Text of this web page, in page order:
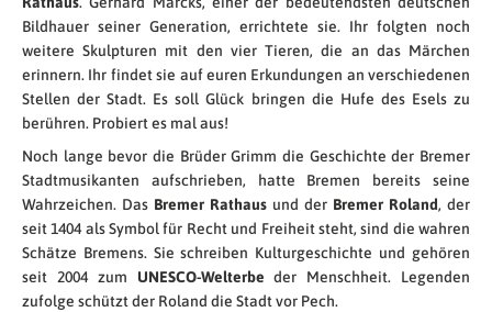
Bildhauer seiner Generation, errichtete sie. Ihr folgten noch
weitere Skulpturen mit den vier Tieren, die an das Märchen
erinnern. Ihr findet sie auf euren Erkundungen an verschiedenen
Stellen der Stadt. Es soll Glück bringen die Hufe des Esels zu
berühren. Probiert es mal aus!
Noch lange bevor die Brüder Grimm die Geschichte der Bremer
Stadtmusikanten aufschrieben, hatte Bremen bereits seine
Wahrzeichen. Das Bremer Rathaus und der Bremer Roland, der
seit 1404 als Symbol für Recht und Freiheit steht, sind die wahren
Schätze Bremens. Sie schreiben Kulturgeschichte und gehören
seit 2004 zum UNESCO-Welterbe der Menschheit. Legenden
zufolge schützt der Roland die Stadt vor Pech.